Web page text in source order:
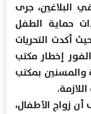
البلاغين، جرى
حماية الطفل
أكدت التحريات
إخطار مكتب
والمسنين بمكتب
زواج الأطفال،